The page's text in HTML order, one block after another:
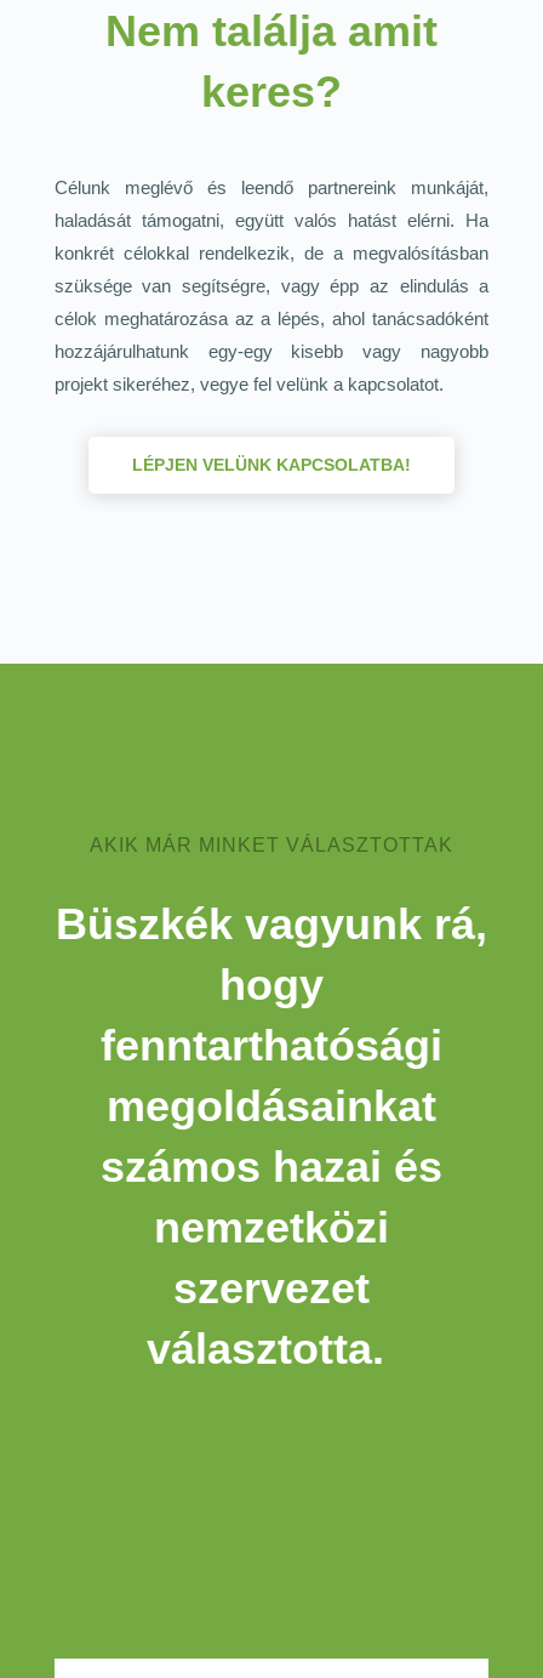
Nem találja amit
keres?
Célunk meglévő és leendő partnereink munkáját,
haladását támogatni, együtt valós hatást elérni. Ha
konkrét célokkal rendelkezik, de a megvalósításban
szüksége van segítségre, vagy épp az elindulás a
célok meghatározása az a lépés, ahol tanácsadóként
hozzájárulhatunk egy-egy kisebb vagy nagyobb
projekt sikeréhez, vegye fel velünk a kapcsolatot.
LÉPJEN VELÜNK KAPCSOLATBA!
AKIK MÁR MINKET VÁLASZTOTTAK
Büszkék vagyunk rá,
hogy
fenntarthatósági
megoldásainkat
számos hazai és
nemzetközi
szervezet
választotta.